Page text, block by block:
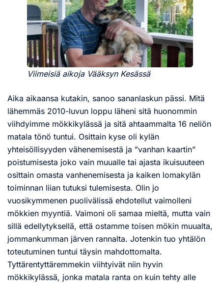
Viimeisiä aikoja Vääksyn Kesässä
Aika aikaansa kutakin, sanoo sananlaskun pässi. Mitä
lähemmäs 2010-luvun loppu läheni sitä huonommin
viihdyimme mökkikylässä ja sitä ahtaammalta 16 neliön
matala tönö tuntui. Osittain kyse oli kylän
yhteisöllisyyden vähenemisestä ja ”vanhan kaartin”
poistumisesta joko vain muualle tai ajasta ikuisuuteen
osittain omasta vanhenemisesta ja kaiken lomakylän
toiminnan liian tutuksi tulemisesta. Olin jo
vuosikymmenen puolivälissä ehdotellut vaimolleni
mökkien myyntiä. Vaimoni oli samaa mieltä, mutta vain
sillä edellytyksellä, että ostamme toisen mökin muualta,
jommankumman järven rannalta. Jotenkin tuo yhtälön
toteutuminen tuntui täysin mahdottomalta.
Tyttärentyttäremmekin viihtyivät niin hyvin
mökkikylässä, jonka matala ranta on kuin tehty alle